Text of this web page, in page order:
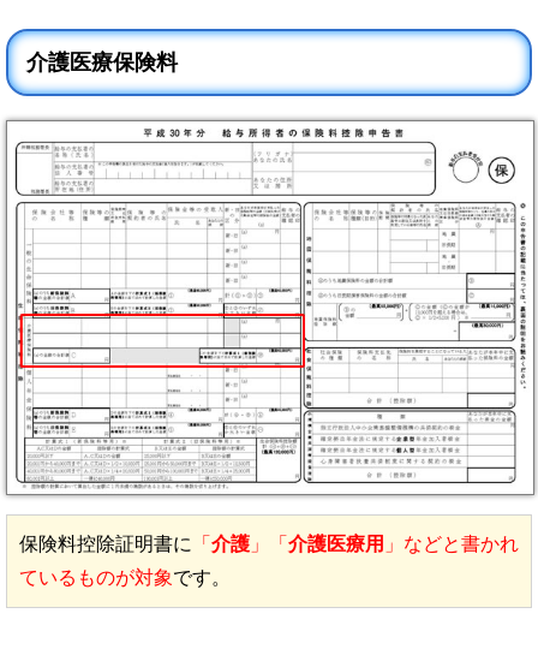
介護医療保険料
保険料控除証明書に 「 介護 」「 介護医療用 」などと書かれ
ているものが対象です。